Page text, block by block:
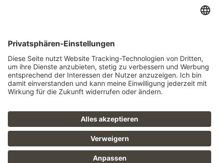
Jetzt abonnieren
FAQ
Datenschutz
Barrierefreiheit